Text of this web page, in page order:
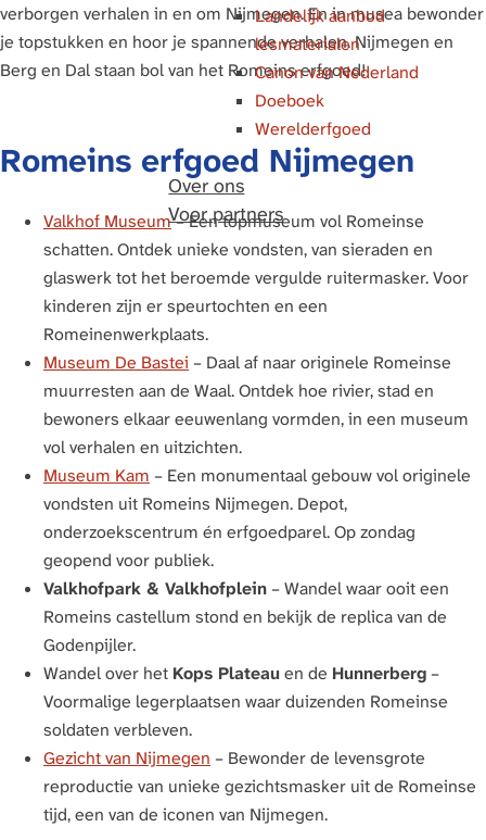
Landelijk aanbod
lesmaterialen
Canon van Nederland
Doeboek
Werelderfgoed
Over ons
Voor partners
verborgen verhalen in en om Nijmegen. En in musea bewonder
je topstukken en hoor je spannende verhalen. Nijmegen en
Berg en Dal staan bol van het Romeins erfgoed!
Romeins erfgoed Nijmegen
Valkhof Museum– Een topmuseum vol Romeinse
schatten. Ontdek unieke vondsten, van sieraden en
glaswerk tot het beroemde vergulde ruitermasker. Voor
kinderen zijn er speurtochten en een
Romeinenwerkplaats.
Museum De Bastei – Daal af naar originele Romeinse
muurresten aan de Waal. Ontdek hoe rivier, stad en
bewoners elkaar eeuwenlang vormden, in een museum
vol verhalen en uitzichten.
Museum Kam – Een monumentaal gebouw vol originele
vondsten uit Romeins Nijmegen. Depot,
onderzoekscentrum én erfgoedparel. Op zondag
geopend voor publiek.
Valkhofpark & Valkhofplein – Wandel waar ooit een
Romeins castellum stond en bekijk de replica van de
Godenpijler.
Wandel over het Kops Plateauen de Hunnerberg –
Voormalige legerplaatsen waar duizenden Romeinse
soldaten verbleven.
Gezicht van Nijmegen – Bewonder de levensgrote
reproductie van unieke gezichtsmasker uit de Romeinse
tijd, een van de iconen van Nijmegen.